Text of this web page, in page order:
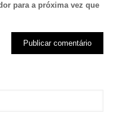
para a próxima vez que